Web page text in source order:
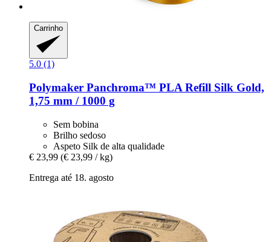
Carrinho
5.0 (1)
Polymaker Panchroma™ PLA Refill Silk Gold,
1,75 mm / 1000 g
Sem bobina
Brilho sedoso
Aspeto Silk de alta qualidade
€ 23,99 (€ 23,99 / kg)
Entrega até 18. agosto